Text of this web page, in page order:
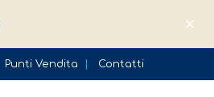
Punti Vendita Contatti